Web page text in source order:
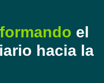
el
hacia la